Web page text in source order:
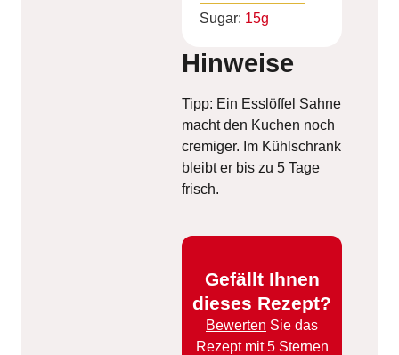
Sugar: 15g
Hinweise
Tipp: Ein Esslöffel Sahne
macht den Kuchen noch
cremiger. Im Kühlschrank
bleibt er bis zu 5 Tage
frisch.
Gefällt Ihnen
dieses Rezept?
Bewerten Sie das
Rezept mit 5 Sternen